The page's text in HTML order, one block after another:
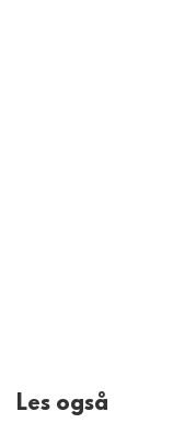
Les også